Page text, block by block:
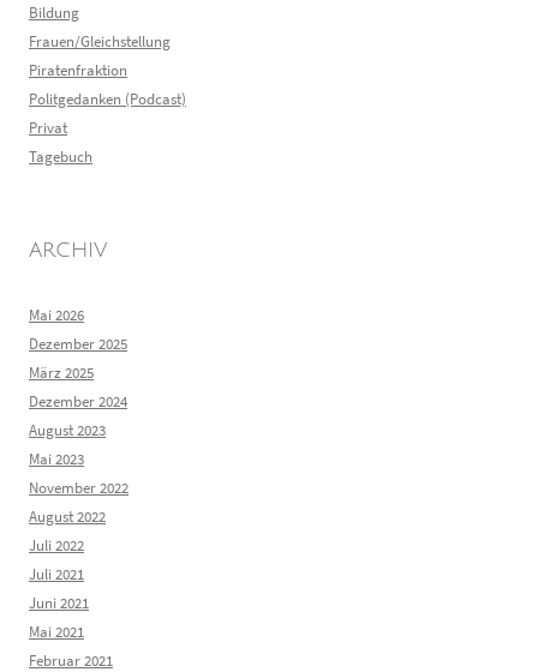
Bildung
Frauen/Gleichstellung
Piratenfraktion
Politgedanken (Podcast)
Privat
Tagebuch
ARCHIV
Mai 2026
Dezember 2025
März 2025
Dezember 2024
August 2023
Mai 2023
November 2022
August 2022
Juli 2022
Juli 2021
Juni 2021
Mai 2021
Februar 2021